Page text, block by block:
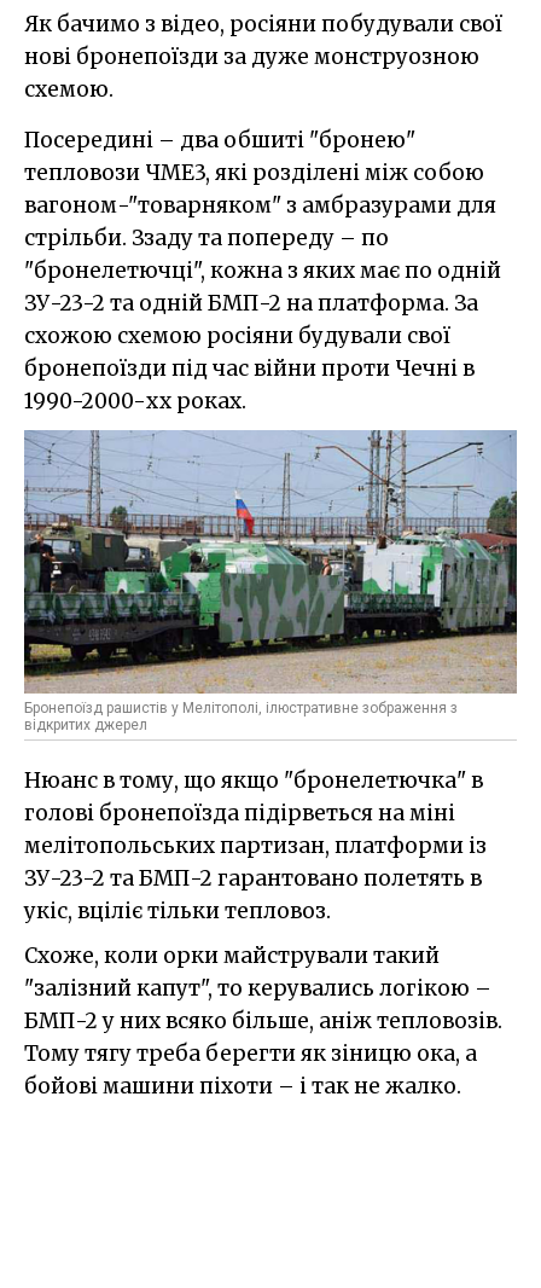
Як бачимо з відео, росіяни побудували свої
нові бронепоїзди за дуже монструозною
схемою.
Посередині – два обшиті "бронею"
тепловози ЧМЕ3, які розділені між собою
вагоном-"товарняком" з амбразурами для
стрільби. Ззаду та попереду – по
"бронелетючці", кожна з яких має по одній
ЗУ-23-2 та одній БМП-2 на платформа. За
схожою схемою росіяни будували свої
бронепоїзди під час війни проти Чечні в
1990-2000-хх роках.
Бронепоїзд рашистів у Мелітополі, ілюстративне зображення з
відкритих джерел
Нюанс в тому, що якщо "бронелетючка" в
голові бронепоїзда підірветься на міні
мелітопольських партизан, платформи із
ЗУ-23-2 та БМП-2 гарантовано полетять в
укіс, вціліє тільки тепловоз.
Схоже, коли орки майстрували такий
"залізний капут", то керувались логікою –
БМП-2 у них всяко більше, аніж тепловозів.
Тому тягу треба берегти як зіницю ока, а
бойові машини піхоти – і так не жалко.